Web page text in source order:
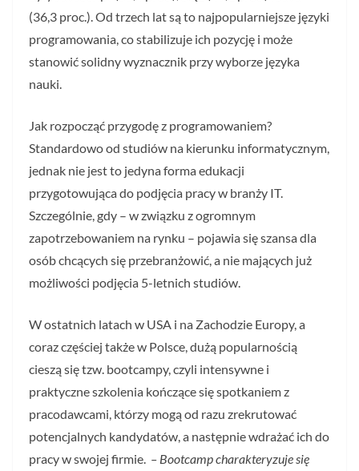
(36,3 proc.). Od trzech lat są to najpopularniejsze języki
programowania, co stabilizuje ich pozycję i może
stanowić solidny wyznacznik przy wyborze języka
nauki.
Jak rozpocząć przygodę z programowaniem?
Standardowo od studiów na kierunku informatycznym,
jednak nie jest to jedyna forma edukacji
przygotowująca do podjęcia pracy w branży IT.
Szczególnie, gdy – w związku z ogromnym
zapotrzebowaniem na rynku – pojawia się szansa dla
osób chcących się przebranżowić, a nie mających już
możliwości podjęcia 5-letnich studiów.
W ostatnich latach w USA i na Zachodzie Europy, a
coraz częściej także w Polsce, dużą popularnością
cieszą się tzw. bootcampy, czyli intensywne i
praktyczne szkolenia kończące się spotkaniem z
pracodawcami, którzy mogą od razu zrekrutować
potencjalnych kandydatów, a następnie wdrażać ich do
pracy w swojej firmie. – Bootcamp charakteryzuje się